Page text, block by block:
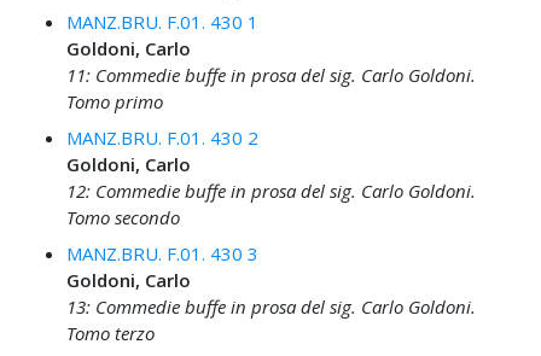
MANZ.BRU. F.01. 430 1
Goldoni, Carlo
11: Commedie buffe in prosa del sig. Carlo Goldoni.
Tomo primo
MANZ.BRU. F.01. 430 2
Goldoni, Carlo
12: Commedie buffe in prosa del sig. Carlo Goldoni.
Tomo secondo
MANZ.BRU. F.01. 430 3
Goldoni, Carlo
13: Commedie buffe in prosa del sig. Carlo Goldoni.
Tomo terzo